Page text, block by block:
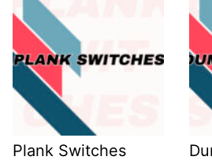
Plank Switches